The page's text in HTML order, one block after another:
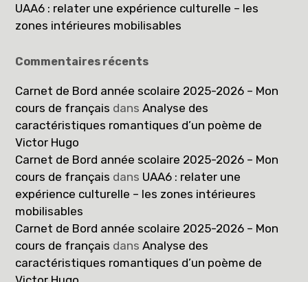
UAA6 : relater une expérience culturelle – les
zones intérieures mobilisables
Commentaires récents
Carnet de Bord année scolaire 2025-2026 – Mon
cours de français dansAnalyse des
caractéristiques romantiques d’un poème de
Victor Hugo
Carnet de Bord année scolaire 2025-2026 – Mon
cours de français dans UAA6 : relater une
expérience culturelle – les zones intérieures
mobilisables
Carnet de Bord année scolaire 2025-2026 – Mon
cours de français dansAnalyse des
caractéristiques romantiques d’un poème de